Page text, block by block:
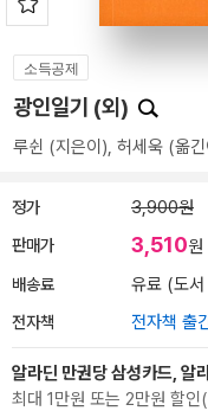
소득공제
광인일기 (외)
루쉰 (지은이), 허세욱 (옮
정가 3,900원
판매가 3,510원
배송료 유료 (도
전자책 전자책 출
알라딘 만권당 삼성카드, 알
최대 1만원 또는 2만원 할